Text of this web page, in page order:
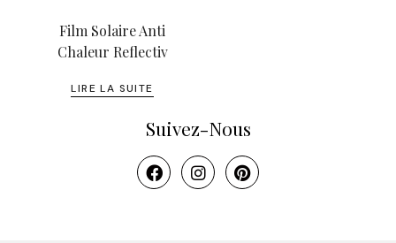
Film Solaire Anti
Chaleur Reflectiv
LIRE LA SUITE
Suivez-Nous